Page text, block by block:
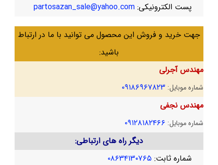
پست الکترونیکی: partosazan_sale@yahoo.com
جهت خرید و فروش این محصول می توانید با ما در ارتباط
باشید:
مهندس آجرلی
شماره موبایل: ۰۹۱۸۶۹۶۷۸۲۳
مهندس نجفی
شماره موبایل: ۰۹۱۲۸۱۸۲۴۶۶
دیگر راه های ارتباطی:
شماره ثابت: ۰۸۶۳۴۱۳۰۷۶۵